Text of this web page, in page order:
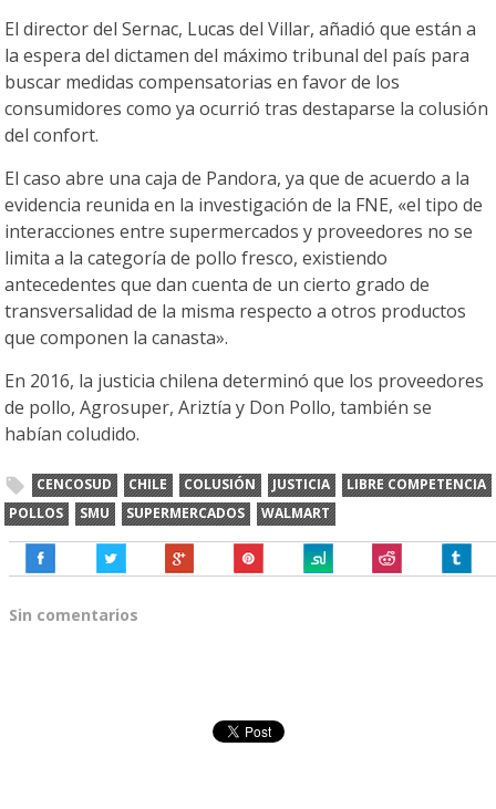
El director del Sernac, Lucas del Villar, añadió que están a
la espera del dictamen del máximo tribunal del país para
buscar medidas compensatorias en favor de los
consumidores como ya ocurrió tras destaparse la colusión
del confort.
El caso abre una caja de Pandora, ya que de acuerdo a la
evidencia reunida en la investigación de la FNE, «el tipo de
interacciones entre supermercados y proveedores no se
limita a la categoría de pollo fresco, existiendo
antecedentes que dan cuenta de un cierto grado de
transversalidad de la misma respecto a otros productos
que componen la canasta».
En 2016, la justicia chilena determinó que los proveedores
de pollo, Agrosuper, Ariztía y Don Pollo, también se
habían coludido.
CENCOSUD CHILE COLUSIÓN JUSTICIA
LIBRE COMPETENCIA
POLLOS
SMU SUPERMERCADOS WALMART
Sin comentarios